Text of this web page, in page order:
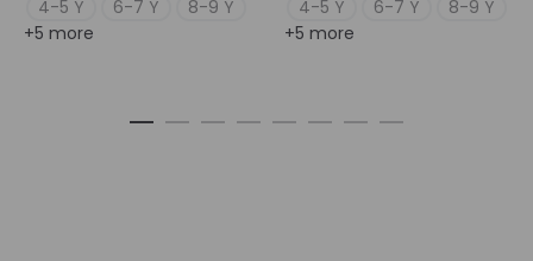
4-5 Y
6-7 Y
8-9 Y
+5 more
4-5 Y
6-7 Y
8-9 Y
+5 more